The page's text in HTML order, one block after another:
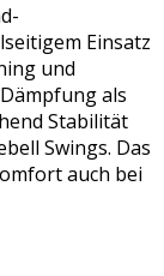
Einsatz
und
als
Stabilität
Swings. Das
auch bei